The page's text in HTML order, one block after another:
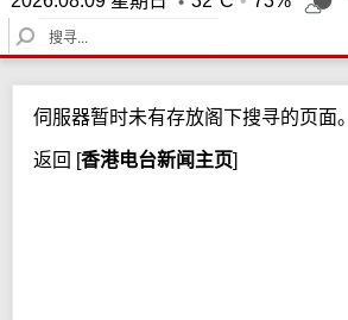
S
e
c
h
伺服器暂时未有存放阁下搜寻的页面。
返回 [香港电台新闻主页]